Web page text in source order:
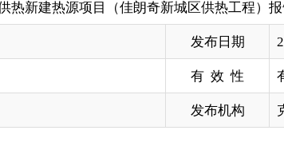
发布机构 克州生态环境局
建热源项目（佳朗奇新城区供热工程）报告表〉